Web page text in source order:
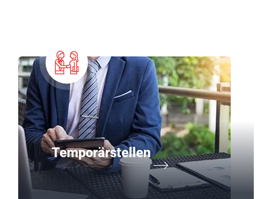
Temporärstellen